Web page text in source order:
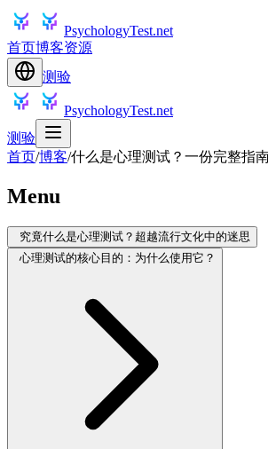
PsychologyTest.net
首页博客资源
测验
PsychologyTest.net
测验
首页/博客/什么是心理测试？一份完整指
Menu
究竟什么是心理测试？超越流行文化中的迷思
心理测试的核心目的：为什么使用它？